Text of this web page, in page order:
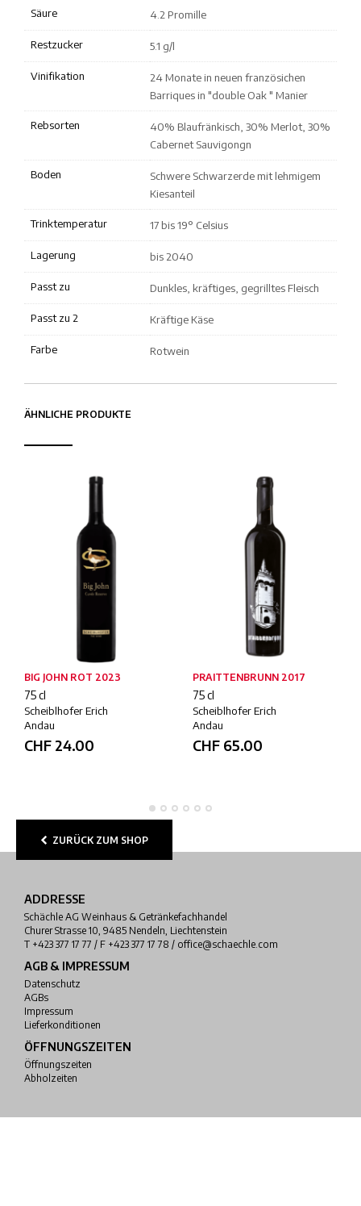
Säure 4.2 Promille
Restzucker 5.1 g/l
Vinifikation
24 Monate in neuen französichen
Barriques in "double Oak " Manier
Rebsorten
40% Blaufränkisch, 30% Merlot, 30%
Cabernet Sauvigongn
Boden
Schwere Schwarzerde mit lehmigem
Kiesanteil
Trinktemperatur 17 bis 19° Celsius
Lagerung bis 2040
Passt zu Dunkles, kräftiges, gegrilltes Fleisch
Passt zu 2 Kräftige Käse
Farbe Rotwein
ÄHNLICHE PRODUKTE
BIG JOHN ROT 2023
75 cl
Scheiblhofer Erich
Andau
CHF 24.00
PRAITTENBRUNN 2017
75 cl
Scheiblhofer Erich
Andau
CHF 65.00
ZURÜCK ZUM SHOP
ADDRESSE
Schächle AG Weinhaus & Getränkefachhandel
Churer Strasse 10, 9485 Nendeln, Liechtenstein
T +423 377 17 77 / F +423 377 17 78 / office@schaechle.com
AGB & IMPRESSUM
Datenschutz
AGBs
Impressum
Lieferkonditionen
ÖFFNUNGSZEITEN
Öffnungszeiten
Abholzeiten